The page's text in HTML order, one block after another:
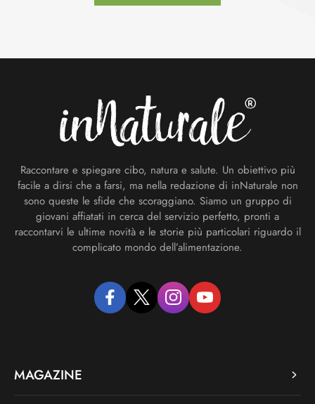
Raccontare e spiegare cibo, natura e salute. Un obiettivo più
facile a dirsi che a farsi, ma nella redazione di inNaturale non
sono queste le sfide che scoraggiano. Siamo un gruppo di
giovani affiatati in cerca del servizio perfetto, pronti a
raccontarvi le ultime novità e le storie più particolari riguardo il
complicato mondo dell’alimentazione.
facebooktwitter instagramyoutube
MAGAZINE